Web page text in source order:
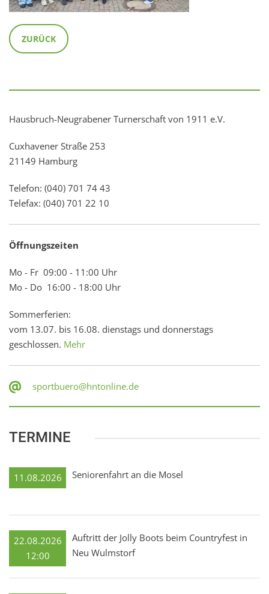
ZURÜCK
Hausbruch-Neugrabener Turnerschaft von 1911 e.V.
Cuxhavener Straße 253
21149 Hamburg
Telefon: (040) 701 74 43
Telefax: (040) 701 22 10
Öffnungszeiten
Mo - Fr 09:00 - 11:00 Uhr
Mo - Do 16:00 - 18:00 Uhr
Sommerferien:
vom 13.07. bis 16.08. dienstags und donnerstags
geschlossen. Mehr
sportbuero@hntonline.de
TERMINE
11.08.2026 Seniorenfahrt an die Mosel
22.08.2026
12:00
Auftritt der Jolly Boots beim Countryfest in
Neu Wulmstorf